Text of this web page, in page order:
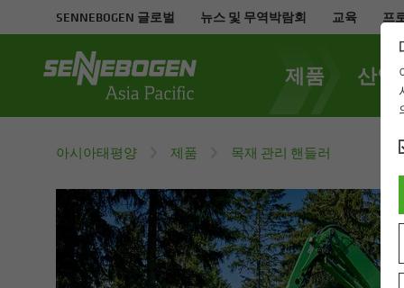
SENNEBOGEN 글로벌 뉴스 및 무역박람회 교육 프
제품 산업
아시아태평양 제품 목재 관리 핸들러